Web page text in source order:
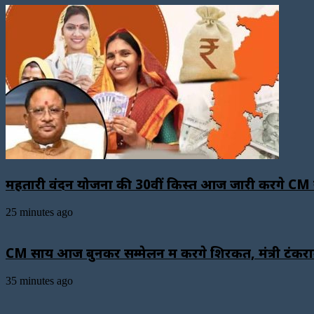
महतारी वंदन योजना की 30वीं किस्त आज जारी करेंगे
25 minutes ago
CM साय आज बुनकर सम्मेलन में करेंगे शिरकत, मंत्री
35 minutes ago